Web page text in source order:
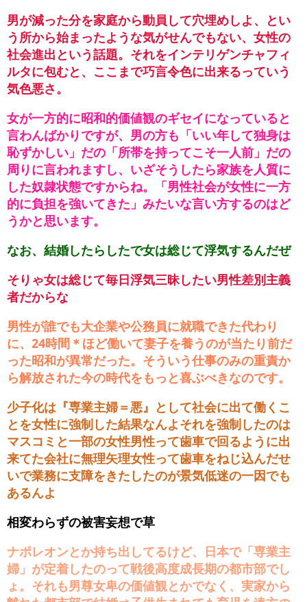
男が減った分を家庭から動員して穴埋めしよ、とい
う所から始まったような気がせんでもない、女性の
社会進出という話題。それをインテリゲンチャフィ
ルタに包むと、ここまで巧言令色に出来るっていう
気色悪さ。
女が一方的に昭和的価値観のギセイになっていると
言わんばかりですが、男の方も「いい年して独身は
恥ずかしい」だの「所帯を持ってこそ一人前」だの
周りに言われますし、いざそうしたら家族を人質に
した奴隷状態ですからね。「男性社会が女性に一方
的に負担を強いてきた」みたいな言い方するのはど
うかと思います。
なお、結婚したらしたで女は総じて浮気するんだぜ
そりゃ女は総じて毎日浮気三昧したい男性差別主義
者だからな
男性が誰でも大企業や公務員に就職できた代わり
に、24時間＊ほど働いて妻子を養うのが当たり前だ
った昭和が異常だった。そういう仕事のみの重責か
ら解放された今の時代をもっと喜ぶべきなのです。
少子化は『専業主婦＝悪』として社会に出て働くこ
とを女性に強制した結果なんよそれを強制したのは
マスコミと一部の女性男性って歯車で回るように出
来てた会社に無理矢理女性って歯車をねじ込んだせ
いで業務に支障をきたしたのが景気低迷の一因でも
あるんよ
相変わらずの被害妄想で草
ナポレオンとか持ち出してるけど、日本で「専業主
婦」が定着したのって戦後高度成長期の都市部でし
ょ。それも男尊女卑の価値観とかでなく、実家から